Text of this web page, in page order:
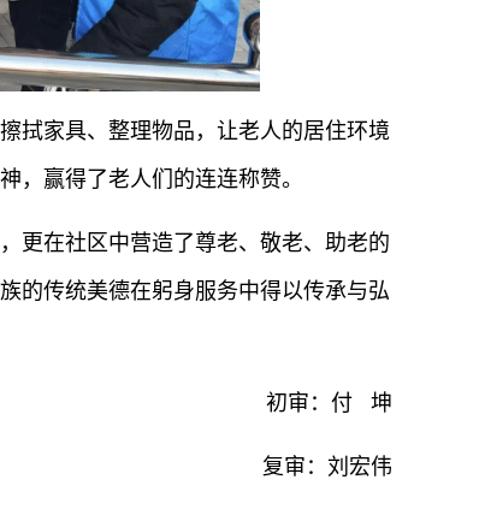
拭家具、整理物品，让老人的居住环境
，赢得了老人们的连连称赞。
更在社区中营造了尊老、敬老、助老的
的传统美德在躬身服务中得以传承与弘
初审：付 坤
复审：刘宏伟